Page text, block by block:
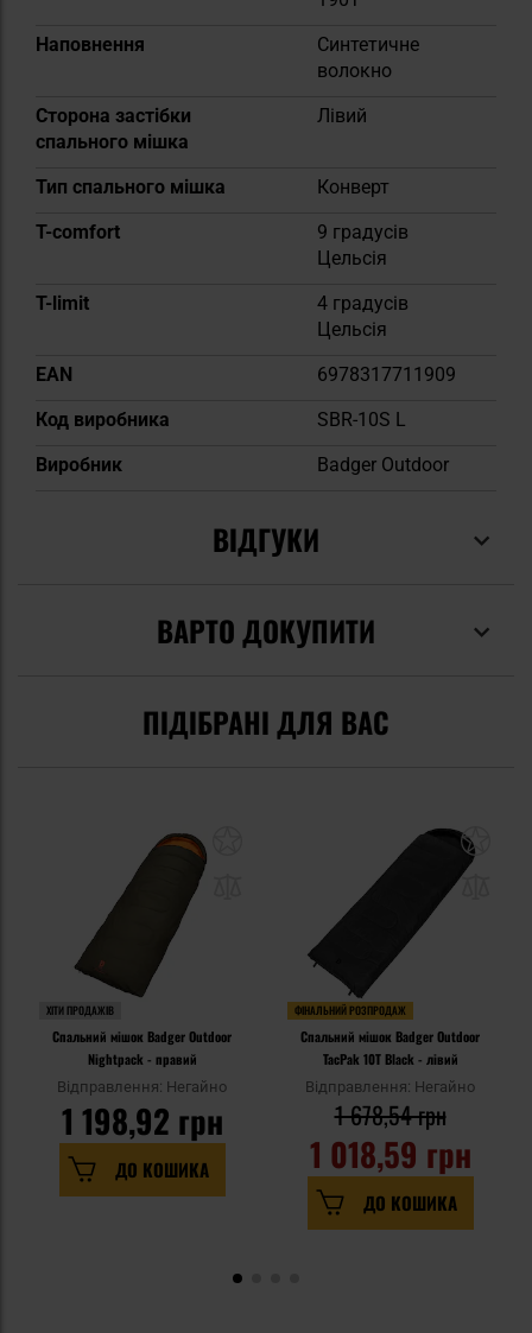
Наповнення
Синтетичне
волокно
Сторона застібки
спального мішка
Лівий
Тип спального мішка
Конверт
T-comfort
9 градусів
Цельсія
T-limit
4 градусів
Цельсія
EAN
6978317711909
Код виробника
SBR-10S L
Виробник
Badger Outdoor
ВІДГУКИ
ВАРТО ДОКУПИТИ
ПІДІБРАНІ ДЛЯ ВАС
ХІТИ ПРОДАЖІВ
Спальний мішок Badger Outdoor
Nightpack - правий
Відправлення: Негайно
1 198,92 грн
ДО КОШИКА
ФІНАЛЬНИЙ РОЗПРОДАЖ
Спальний мішок Badger Outdoor
TacPak 10T Black - лівий
Відправлення: Негайно
1 018,59 грн
1 678,54 грн
ДО КОШИКА